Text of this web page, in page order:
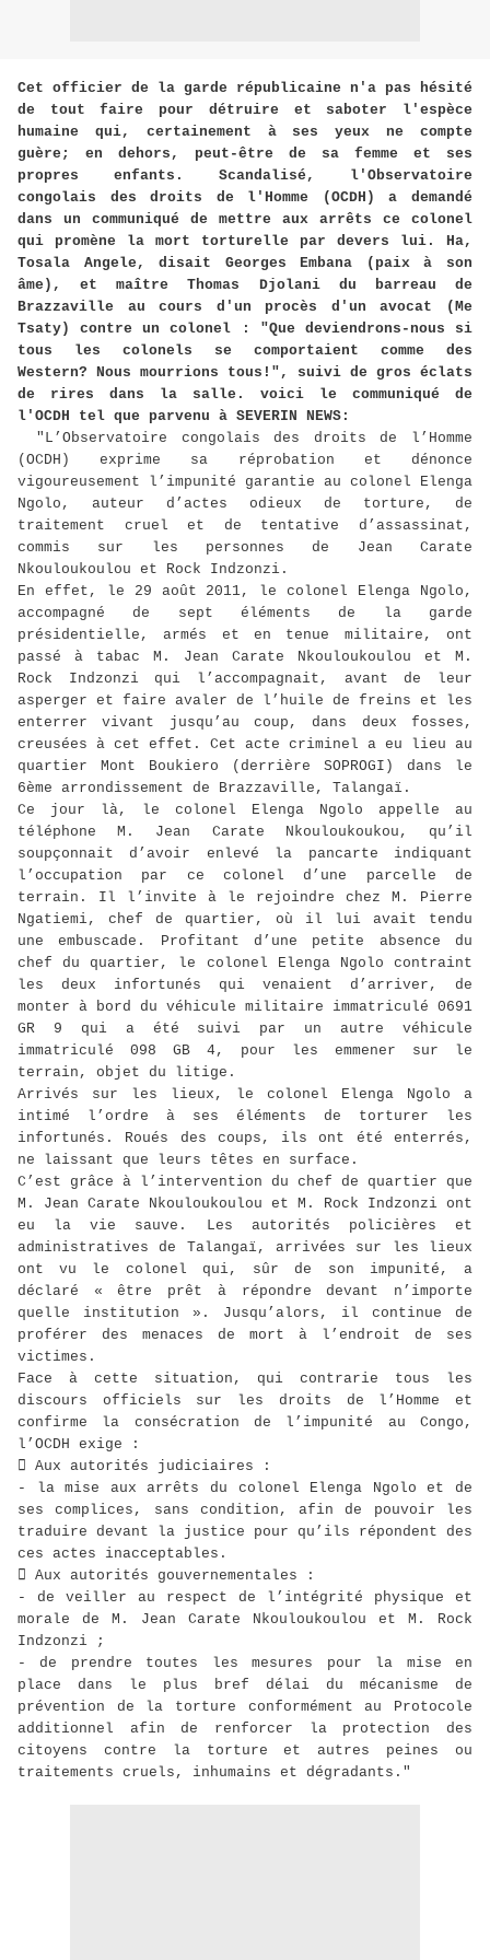
Cet officier de la garde républicaine n'a pas hésité
de tout faire pour détruire et saboter l'espèce
humaine qui, certainement à ses yeux ne compte
guère; en dehors, peut-être de sa femme et ses
propres enfants. Scandalisé, l'Observatoire
congolais des droits de l'Homme (OCDH) a demandé
dans un communiqué de mettre aux arrêts ce colonel
qui promène la mort torturelle par devers lui. Ha,
Tosala Angele, disait Georges Embana (paix à son
âme), et maître Thomas Djolani du barreau de
Brazzaville au cours d'un procès d'un avocat (Me
Tsaty) contre un colonel : "Que deviendrons-nous si
tous les colonels se comportaient comme des
Western? Nous mourrions tous!", suivi de gros éclats
de rires dans la salle. voici le communiqué de
l'OCDH tel que parvenu à SEVERIN NEWS:
"L’Observatoire congolais des droits de l’Homme
(OCDH) exprime sa réprobation et dénonce
vigoureusement l’impunité garantie au colonel Elenga
Ngolo, auteur d’actes odieux de torture, de
traitement cruel et de tentative d’assassinat,
commis sur les personnes de Jean Carate
Nkouloukoulou et Rock Indzonzi.
En effet, le 29 août 2011, le colonel Elenga Ngolo,
accompagné de sept éléments de la garde
présidentielle, armés et en tenue militaire, ont
passé à tabac M. Jean Carate Nkouloukoulou et M.
Rock Indzonzi qui l’accompagnait, avant de leur
asperger et faire avaler de l’huile de freins et les
enterrer vivant jusqu’au coup, dans deux fosses,
creusées à cet effet. Cet acte criminel a eu lieu au
quartier Mont Boukiero (derrière SOPROGI) dans le
6ème arrondissement de Brazzaville, Talangaï.
Ce jour là, le colonel Elenga Ngolo appelle au
téléphone M. Jean Carate Nkouloukoukou, qu’il
soupçonnait d’avoir enlevé la pancarte indiquant
l’occupation par ce colonel d’une parcelle de
terrain. Il l’invite à le rejoindre chez M. Pierre
Ngatiemi, chef de quartier, où il lui avait tendu
une embuscade. Profitant d’une petite absence du
chef du quartier, le colonel Elenga Ngolo contraint
les deux infortunés qui venaient d’arriver, de
monter à bord du véhicule militaire immatriculé 0691
GR 9 qui a été suivi par un autre véhicule
immatriculé 098 GB 4, pour les emmener sur le
terrain, objet du litige.
Arrivés sur les lieux, le colonel Elenga Ngolo a
intimé l’ordre à ses éléments de torturer les
infortunés. Roués des coups, ils ont été enterrés,
ne laissant que leurs têtes en surface.
C’est grâce à l’intervention du chef de quartier que
M. Jean Carate Nkouloukoulou et M. Rock Indzonzi ont
eu la vie sauve. Les autorités policières et
administratives de Talangaï, arrivées sur les lieux
ont vu le colonel qui, sûr de son impunité, a
déclaré « être prêt à répondre devant n’importe
quelle institution ». Jusqu’alors, il continue de
proférer des menaces de mort à l’endroit de ses
victimes.
Face à cette situation, qui contrarie tous les
discours officiels sur les droits de l’Homme et
confirme la consécration de l’impunité au Congo,
l’OCDH exige :
 Aux autorités judiciaires :
- la mise aux arrêts du colonel Elenga Ngolo et de
ses complices, sans condition, afin de pouvoir les
traduire devant la justice pour qu’ils répondent des
ces actes inacceptables.
 Aux autorités gouvernementales :
- de veiller au respect de l’intégrité physique et
morale de M. Jean Carate Nkouloukoulou et M. Rock
Indzonzi ;
- de prendre toutes les mesures pour la mise en
place dans le plus bref délai du mécanisme de
prévention de la torture conformément au Protocole
additionnel afin de renforcer la protection des
citoyens contre la torture et autres peines ou
traitements cruels, inhumains et dégradants."